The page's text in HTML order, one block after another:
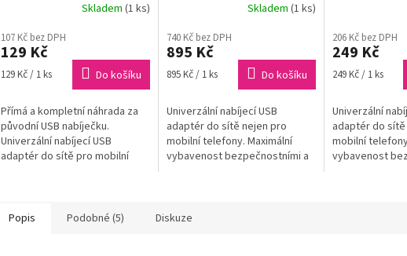
Skladem (1 ks)
107 Kč bez DPH
129 Kč
Měrná
129 Kč / 1 ks Do košíku
Přímá a kompletní náhrada za
původní USB nabíječku.
Univerzální nabíjecí USB
adaptér do sítě pro mobilní
Skladem (1 ks)
740 Kč bez DPH
895 Kč
Měrná
895 Kč / 1 ks Do košíku
Univerzální nabíjecí USB
adaptér do sítě nejen pro
mobilní telefony. Maximální
vybavenost bezpečnostními a
206 Kč bez DPH
249 Kč
Měrná
249 Kč / 1 ks
Univerzální
adaptér do
mobilní
vybavenost
Popis Podobné (5) Diskuze